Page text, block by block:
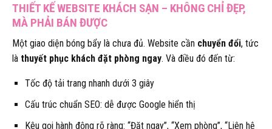
THIẾT KẾ WEBSITE KHÁCH SẠN – KHÔNG CHỈ ĐẸP,
MÀ PHẢI BÁN ĐƯỢC
Một giao diện bóng bẩy là chưa đủ. Website cần chuyển đổi, tức
là thuyết phục khách đặt phòng ngay. Và điều đó đến từ:
Tốc độ tải trang nhanh dưới 3 giây
Cấu trúc chuẩn SEO: dễ được Google hiển thị
Kêu gọi hành động rõ ràng: “Đặt ngay”, “Xem phòng”, “Liên hệ